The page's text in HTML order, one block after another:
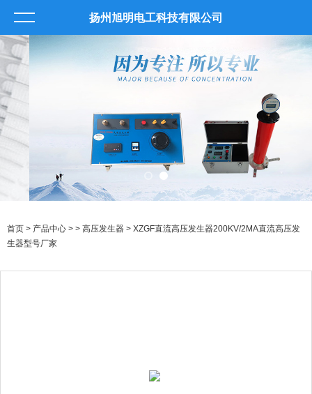
扬州旭明电工科技有限公司
首页 > 产品中心 > > 高压发生器 > XZGF直流高压发生器200KV/2MA直流高压发
生器型号厂家